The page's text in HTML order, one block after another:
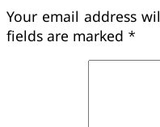
Your email address
fields are marked *